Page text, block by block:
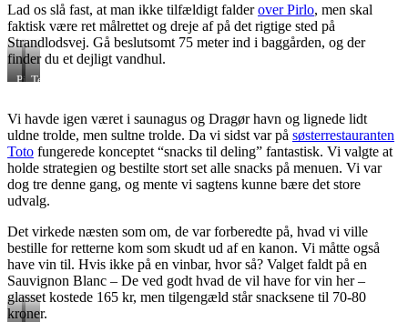
Lad os slå fast, at man ikke tilfældigt falderover Pirlo, men skal
faktisk være ret målrettet og dreje af på det rigtige sted på
Strandlodsvej. Gå beslutsomt 75 meter ind i baggården, og der
finder du et dejligt vandhul.
PirloTerrassen
dig
en
sommerdaften
Vi havde igen været i saunagus og Dragør havn og lignede lidt
uldne trolde, men sultne trolde. Da vi sidst var på søsterrestauranten
Toto fungerede konceptet “snacks til deling” fantastisk. Vi valgte at
holde strategien og bestilte stort set alle snacks på menuen. Vi var
dog tre denne gang, og mente vi sagtens kunne bære det store
udvalg.
Det virkede næsten som om, de var forberedte på, hvad vi ville
bestille for retterne kom som skudt ud af en kanon. Vi måtte også
have vin til. Hvis ikke på en vinbar, hvor så? Valget faldt på en
Sauvignon Blanc – De ved godt hvad de vil have for vin her –
glasset kostede 165 kr, men tilgengæld står snacksene til 70-80
kroner.